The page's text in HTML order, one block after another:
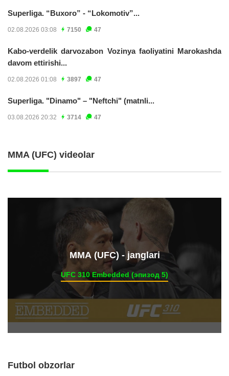
Superliga. “Buxoro” - “Lokomotiv”...
02.08.2026 03:08 7150 47
Kabo-verdelik darvozabon Vozinya faoliyatini Marokashda
davom ettirishi...
02.08.2026 01:08 3897 47
Superliga. "Dinamo" – "Neftchi" (matnli...
03.08.2026 20:32 3714 47
MMA (UFC) videolar
ММА (UFC) - janglari
UFC 310 Embedded (эпизод 5)
Futbol obzorlar